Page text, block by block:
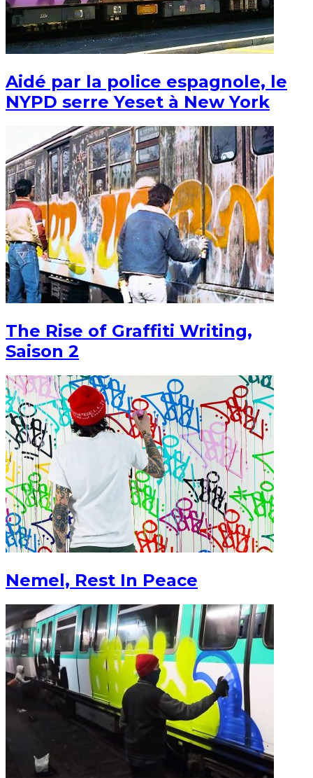
Aidé par la police espagnole, le
NYPD serre Yeset à New York
The Rise of Graffiti Writing,
Saison 2
Nemel, Rest In Peace